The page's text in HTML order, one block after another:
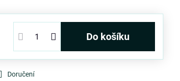
Do košíku
Doručení